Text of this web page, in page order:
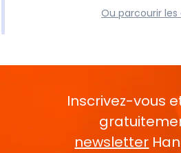
Ou parcourir
Inscrivez-vous
newsletter